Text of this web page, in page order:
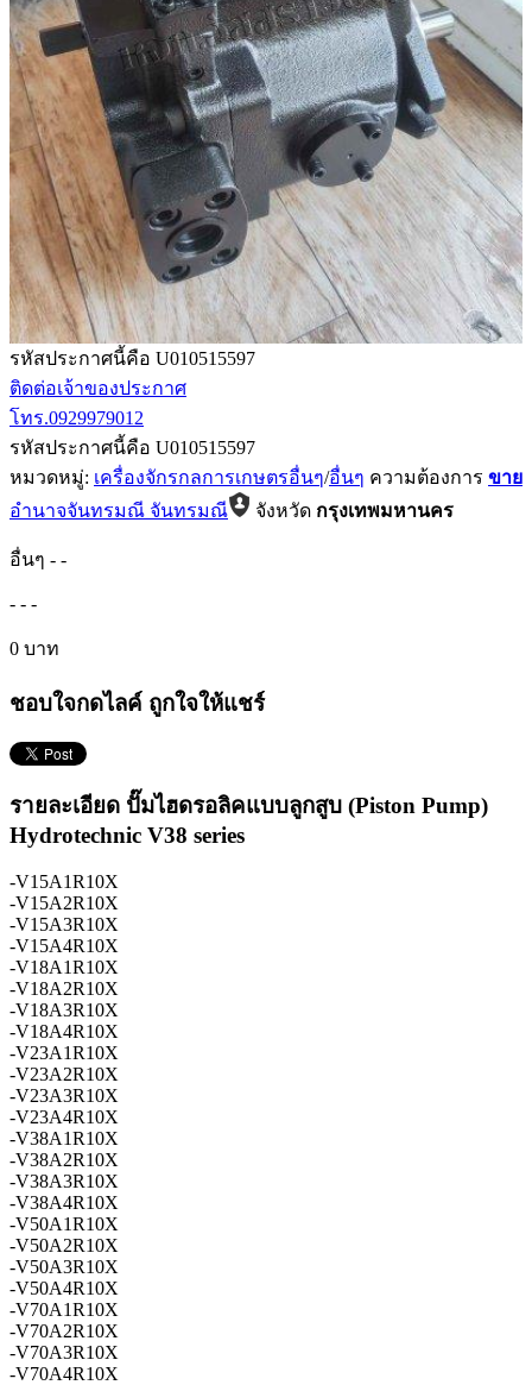
รหัสประกาศนี้คือ U010515597
ติดต่อเจ้าของประกาศ
โทร.0929979012
รหัสประกาศนี้คือ U010515597
หมวดหมู่: เครื่องจักรกลการเกษตรอื่นๆ/อื่นๆ ความต้องการ ขาย
อำนาจจันทรมณี จันทรมณี
จังหวัด กรุงเทพมหานคร
อื่นๆ - -
- - -
0 บาท
ชอบใจกดไลค์ ถูกใจให้แชร์
รายละเอียด ปั๊มไฮดรอลิคแบบลูกสูบ (Piston Pump)
Hydrotechnic V38 series
-V15A1R10X
-V15A2R10X
-V15A3R10X
-V15A4R10X
-V18A1R10X
-V18A2R10X
-V18A3R10X
-V18A4R10X
-V23A1R10X
-V23A2R10X
-V23A3R10X
-V23A4R10X
-V38A1R10X
-V38A2R10X
-V38A3R10X
-V38A4R10X
-V50A1R10X
-V50A2R10X
-V50A3R10X
-V50A4R10X
-V70A1R10X
-V70A2R10X
-V70A3R10X
-V70A4R10X